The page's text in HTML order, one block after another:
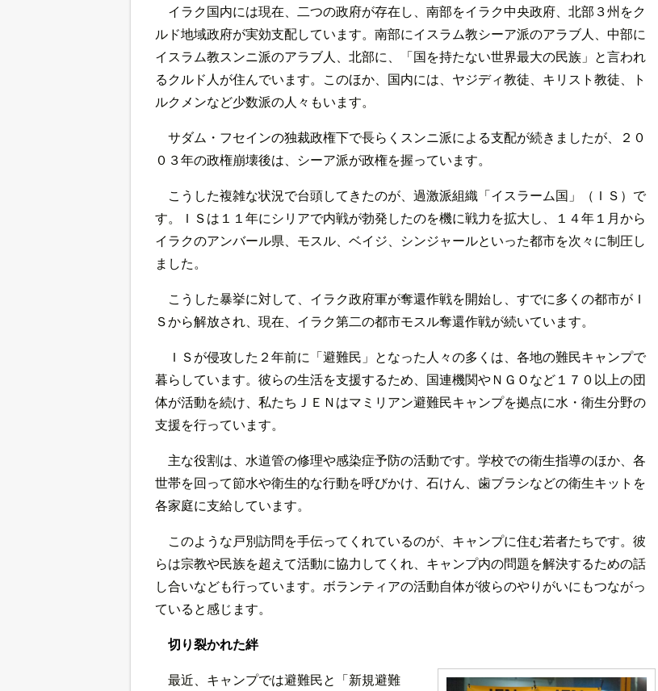
イラク国内には現在、二つの政府が存在し、南部をイラク中央政府、北部３州をク
ルド地域政府が実効支配しています。南部にイスラム教シーア派のアラブ人、中部に
イスラム教スンニ派のアラブ人、北部に、「国を持たない世界最大の民族」と言われ
るクルド人が住んでいます。このほか、国内には、ヤジディ教徒、キリスト教徒、ト
ルクメンなど少数派の人々もいます。
サダム・フセインの独裁政権下で長らくスンニ派による支配が続きましたが、２０
０３年の政権崩壊後は、シーア派が政権を握っています。
こうした複雑な状況で台頭してきたのが、過激派組織「イスラーム国」（ＩＳ）で
す。ＩＳは１１年にシリアで内戦が勃発したのを機に戦力を拡大し、１４年１月から
イラクのアンバール県、モスル、ベイジ、シンジャールといった都市を次々に制圧し
ました。
こうした暴挙に対して、イラク政府軍が奪還作戦を開始し、すでに多くの都市がＩ
Ｓから解放され、現在、イラク第二の都市モスル奪還作戦が続いています。
ＩＳが侵攻した２年前に「避難民」となった人々の多くは、各地の難民キャンプで
暮らしています。彼らの生活を支援するため、国連機関やＮＧＯなど１７０以上の団
体が活動を続け、私たちＪＥＮはマミリアン避難民キャンプを拠点に水・衛生分野の
支援を行っています。
主な役割は、水道管の修理や感染症予防の活動です。学校での衛生指導のほか、各
世帯を回って節水や衛生的な行動を呼びかけ、石けん、歯ブラシなどの衛生キットを
各家庭に支給しています。
このような戸別訪問を手伝ってくれているのが、キャンプに住む若者たちです。彼
らは宗教や民族を超えて活動に協力してくれ、キャンプ内の問題を解決するための話
し合いなども行っています。ボランティアの活動自体が彼らのやりがいにもつながっ
ていると感じます。
切り裂かれた絆
最近、キャンプでは避難民と「新規避難